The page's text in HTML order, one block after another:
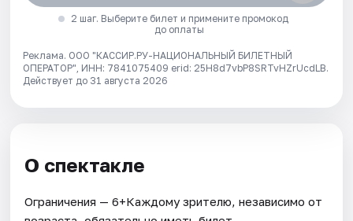
2 шаг. Выберите билет и примените промокод
до оплаты
Реклама. ООО "КАССИР.РУ-НАЦИОНАЛЬНЫЙ БИЛЕТНЫЙ
ОПЕРАТОР", ИНН: 7841075409 erid: 25H8d7vbP8SRTvHZrUcdLB.
Действует до 31 августа 2026
О спектакле
Ограничения — 6+Каждому зрителю, независимо от